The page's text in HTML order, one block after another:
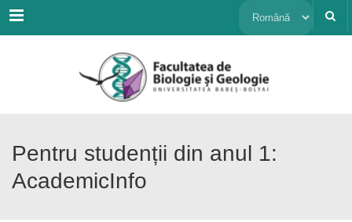
Menu Alege
limbă
Pentru studenții din anul 1:
AcademicInfo